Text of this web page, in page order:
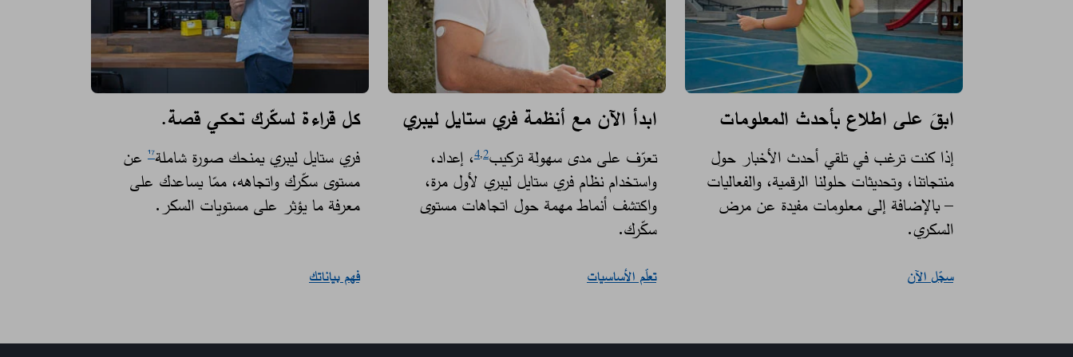
ابقَ على اطلاع بأحدث المعلومات
إذا كنت ترغب في تلقي أحدث الأخبار حول
منتجاتنا، وتحديثات حلولنا الرقمية، والفعاليات
– بالإضافة إلى معلومات مفيدة عن مرض
السكري.​
سجّل الآن​
ابدأ الآن مع أنظمة فري ستايل ليبري
تعرّف على مدى سهولة تركيب 4,2 ، إعداد،
واستخدام نظام فري ستايل ليبري لأول مرة،
واكتشف أنماط مهمة حول اتجاهات مستوى
سكّرك. ​
تعلّم الأساسيات
كل قراءة لسكّرك تحكي قصة.​
فري ستايل ليبري يمنحك صورة شاملة¹⁷ عن
مستوى سكّرك واتجاهه، ممّا يساعدك على
معرفة ما يؤثر على مستويات السكر. ​
فهم بياناتك